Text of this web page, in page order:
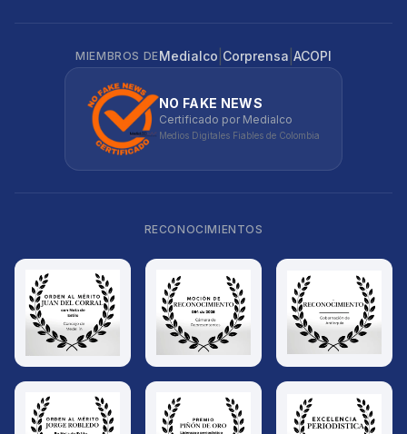
MIEMBROS DEMedialco Corprensa ACOPI
NO FAKE NEWS
Certificado por Medialco
Medios Digitales Fiables de Colombia
RECONOCIMIENTOS